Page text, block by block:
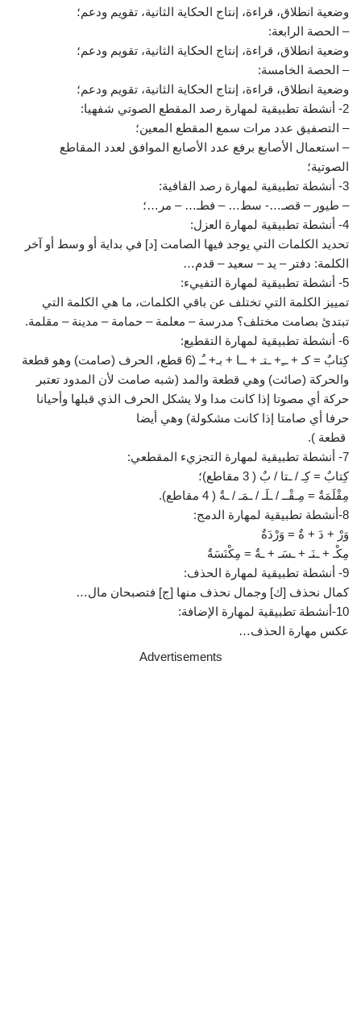
وضعية انطلاق، قراءة، إنتاج الحكاية الثانية، تقويم ودعم؛
– الحصة الرابعة:
وضعية انطلاق، قراءة، إنتاج الحكاية الثانية، تقويم ودعم؛
– الحصة الخامسة:
وضعية انطلاق، قراءة، إنتاج الحكاية الثانية، تقويم ودعم؛
2- أنشطة تطبيقية لمهارة رصد المقطع الصوتي شفهيا:
– التصفيق عدد مرات سمع المقطع المعين؛
– استعمال الأصابع برفع عدد الأصابع الموافق لعدد المقاطع
الصوتية؛
3- أنشطة تطبيقية لمهارة رصد القافية:
– طيور – قصـ…- سط… – فطـ… – مر…؛
4- أنشطة تطبيقية لمهارة العزل:
تحديد الكلمات التي يوجد فيها الصامت [د] في بداية أو وسط أو آخر
الكلمة: دفتر – يد – سعيد – قدم…
5- أنشطة تطبيقية لمهارة التفييء:
تمييز الكلمة التي تختلف عن باقي الكلمات، ما هي الكلمة التي
تبتدئ بصامت مختلف؟ مدرسة – معلمة – حمامة – مدينة – مقلمة.
6- أنشطة تطبيقية لمهارة التقطيع:
كِتابٌ = كـ + ــِ+ ـتـ + ــا + بـ+ ـٌـ (6 قطع، الحرف (صامت) وهو قطعة
والحركة (صائت) وهي قطعة والمد (شبه صامت لأن المدود تعتبر
حركة أي مصوتا إذا كانت مدا ولا يشكل الحرف الذي قبلها وأحيانا
حرفا أي صامتا إذا كانت مشكولة) وهي أيضا
قطعة ).
7- أنشطة تطبيقية لمهارة التجزيء المقطعي:
كِتابٌ = كِـ / ـتا / بٌ ( 3 مقاطع)؛
مِقْلَمَةٌ = مِـقْــ / ـلَـ / ـمَـ / ـةٌ ( 4 مقاطع).
8-أنشطة تطبيقية لمهارة الدمج:
وَرْ + دَ + ةٌ = وَرْدَةٌ
مِكْـ + ـنَـ + ـسَـ + ـةٌ = مِكْنَسَةٌ
9- أنشطة تطبيقية لمهارة الحذف:
كمال نحذف [ك] وجمال نحذف منها [ج] فتصبحان مال…
10-أنشطة تطبيقية لمهارة الإضافة:
عكس مهارة الحذف…
Advertisements